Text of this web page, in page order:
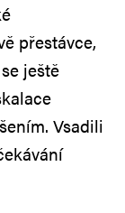
přestávce,
ještě
Vsadili